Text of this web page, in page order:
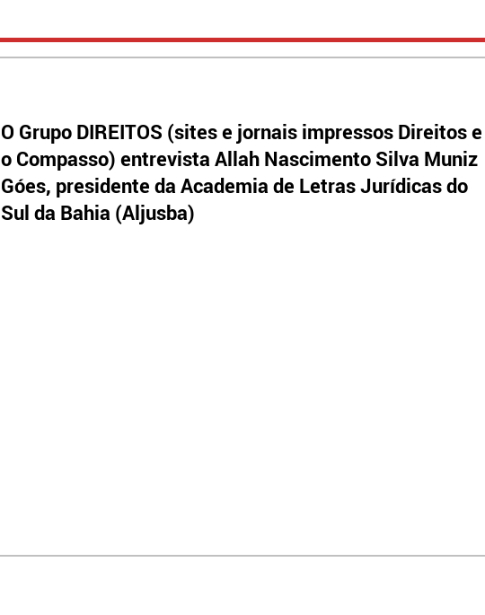
O Grupo DIREITOS (sites e jornais impressos Direitos e
o Compasso) entrevista Allah Nascimento Silva Muniz
Góes, presidente da Academia de Letras Jurídicas do
Sul da Bahia (Aljusba)